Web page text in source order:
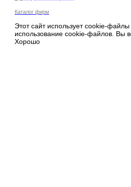
Каталог фирм
Этот сайт использует cookie-
использование cookie-файлов. Вы
Хорошо